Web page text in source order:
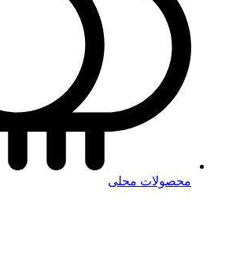
محصولات محلی